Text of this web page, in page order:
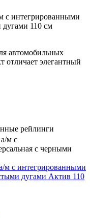
с интегрированными
дугами 110 см
автомобильных
элегантный
рейлинги
м с интегрированными
дугами Актив 110